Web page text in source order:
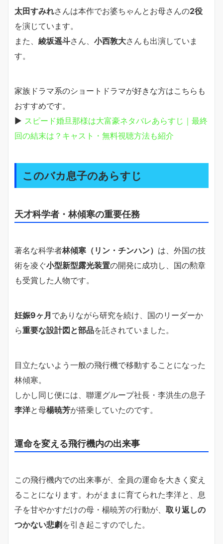
太田すみれさんは本作でお婆ちゃんとお母さんの2役
を演じています。
また、 綾坂遥斗さん、 小西敦大さんも出演していま
す。
家族ドラマ系のショートドラマが好きな方はこちらも
おすすめです。
▶ スピード婚旦那様は大富豪ネタバレあらすじ｜最終
回の結末は？キャスト・無料視聴方法も紹介
このバカ息子のあらすじ
天才科学者・林傾寒の重要任務
著名な科学者林傾寒（リン・チンハン） は、外国の技
術を凌ぐ小型新型露光装置の開発に成功し、国の勲章
も受賞した人物です。
妊娠9ヶ月 でありながら研究を続け、国のリーダーか
ら重要な設計図と部品を託されていました。
目立たないよう一般の飛行機で移動することになった
林傾寒。
しかし同じ便には、聯運グループ社長・李洪生の息子
李洋と母楊暁芳が搭乗していたのです。
運命を変える飛行機内の出来事
この飛行機内での出来事が、全員の運命を大きく変え
ることになります。わがままに育てられた李洋と、息
子を甘やかすだけの母・楊暁芳の行動が、 取り返しの
つかない悲劇を引き起こすのでした。